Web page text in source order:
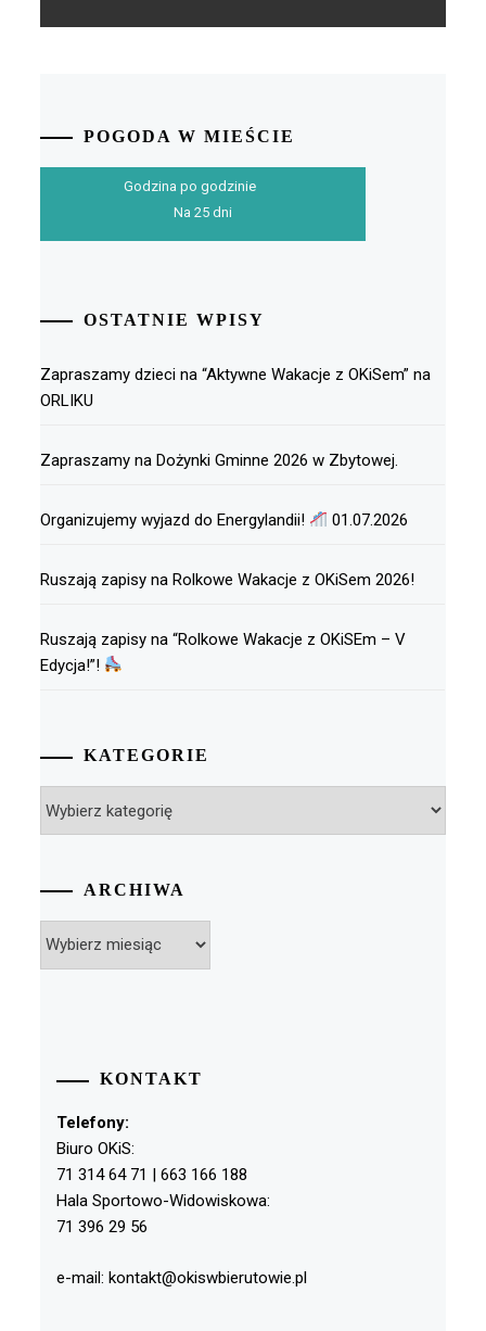
POGODA W MIEŚCIE
Godzina po godzinie
Na 25 dni
OSTATNIE WPISY
Zapraszamy dzieci na “Aktywne Wakacje z OKiSem” na
ORLIKU
Zapraszamy na Dożynki Gminne 2026 w Zbytowej.
Organizujemy wyjazd do Energylandii! 01.07.2026
Ruszają zapisy na Rolkowe Wakacje z OKiSem 2026!
Ruszają zapisy na “Rolkowe Wakacje z OKiSEm – V
Edycja!”!
KATEGORIE
ARCHIWA
KONTAKT
Telefony:
Biuro OKiS:
71 314 64 71 | 663 166 188
Hala Sportowo-Widowiskowa:
71 396 29 56
e-mail: kontakt@okiswbierutowie.pl